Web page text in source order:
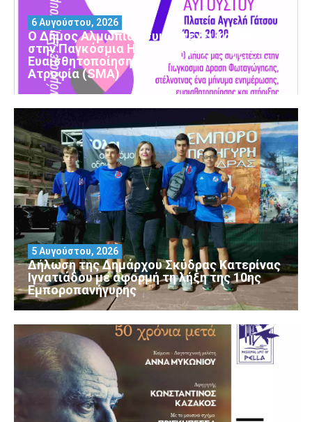
Ο Δήμος Αλμωπίας συμμετέχει και φέτος
στην Παγκόσμια Ημέρα Ενημέρωσης και
Ευαισθητοποίησης για τη Νωτιαία Μυϊκή
Ατροφία (SMA)
6 Αυγούστου, 2026
Δήλωση της Δημάρχου Σκύδρας Κατερίνας
Ιγνατιάδου με αφορμή τη λήξη της 10ης
Εμποροπανήγυρης
5 Αυγούστου, 2026